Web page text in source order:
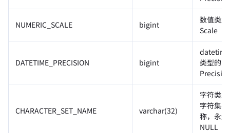
NUMERIC_SCALE bigint
数值类
Scale
DATETIME_PRECISION bigint
datetime
类型的
CHARACTER_SET_NAME varchar(32)
字符类
字符集名
称，永
NULL